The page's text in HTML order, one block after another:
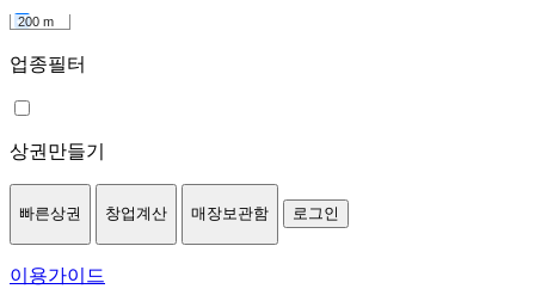
200 m
업종필터
상권만들기
빠른상권 창업계산 매장보관함 로그인
이용가이드